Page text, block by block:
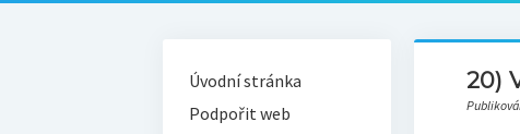
20)
Úvodní stránka
Podpořit web